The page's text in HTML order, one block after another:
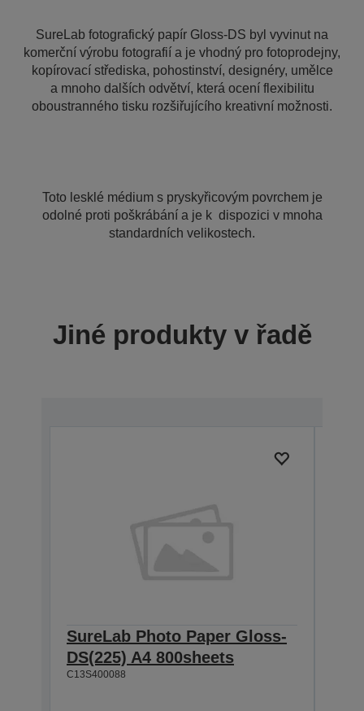
SureLab fotografický papír Gloss-DS byl vyvinut na
komerční výrobu fotografií a je vhodný pro fotoprodejny,
kopírovací střediska, pohostinství, designéry, umělce
a mnoho dalších odvětví, která ocení flexibilitu
oboustranného tisku rozšiřujícího kreativní možnosti.
Toto lesklé médium s pryskyřicovým povrchem je
odolné proti poškrábání a je k dispozici v mnoha
standardních velikostech.
Jiné produkty v řadě
SureLab Photo Paper Gloss-
DS(225) A4 800sheets
C13S400088